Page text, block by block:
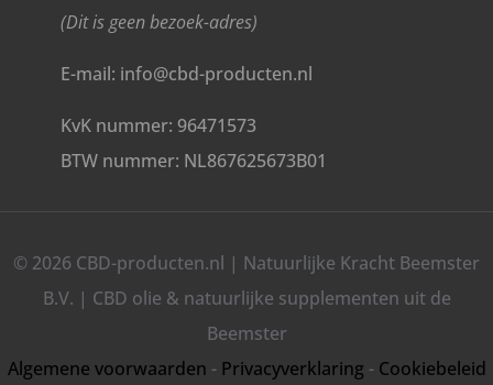
(Dit is geen bezoek-adres)
E-mail: info@cbd-producten.nl
KvK nummer: 96471573
BTW nummer: NL867625673B01
© 2026 CBD-producten.nl | Natuurlijke Kracht Beemster
B.V. | CBD olie & natuurlijke supplementen uit de
Beemster
Algemene voorwaarden - Privacyverklaring - Cookiebeleid